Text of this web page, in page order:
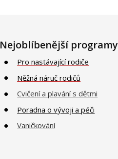
Nejoblíbenější programy
Pro nastávající rodiče
Něžná náruč rodičů
Cvičení a plavání s dětmi
Poradna o vývoji a péči
Vaničkování